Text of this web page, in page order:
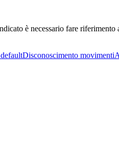
è necessario fare riferimento
Disconoscimento movimenti